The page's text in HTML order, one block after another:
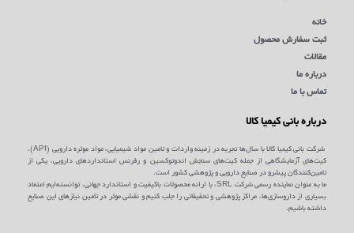
خانه
ثبت سفارش محصول
مقالات
درباره ما
تماس با ما
درباره بانی کیمیا کالا
شرکت بانی کیمیا کالا با سال‌ها تجربه در زمینه واردات و تامین مواد شیمیایی، مواد موثره دارویی (API)،
کیت‌های آزمایشگاهی از جمله کیت‌های سنجش اندوتوکسین و رفرنس استانداردهای دارویی، یکی از
تامین‌کنندگان پیشرو در صنایع دارویی و پژوهشی کشور است.
ما به عنوان نماینده رسمی شرکت SRL، با ارائه محصولات باکیفیت و استاندارد جهانی، توانسته‌ایم اعتماد
بسیاری از داروسازی‌ها، مراکز پژوهشی و تحقیقاتی را جلب کنیم و نقشی موثر در تامین نیازهای این صنایع
داشته باشیم.